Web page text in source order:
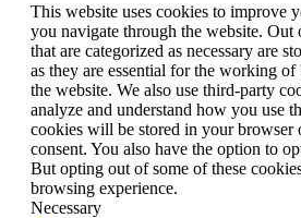
This website uses cookies to improve
you navigate through the website. Out
that are categorized as necessary are
as they are essential for the working
the website. We also use third-party
analyze and understand how you use
cookies will be stored in your
consent. You also have the option to
But opting out of some of these
browsing experience.
Necessary